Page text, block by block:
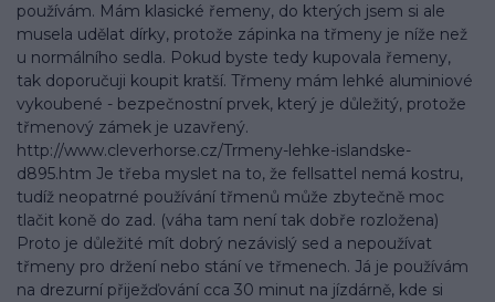
používám. Mám klasické řemeny, do kterých jsem si ale
musela udělat dírky, protože zápinka na třmeny je níže než
u normálního sedla. Pokud byste tedy kupovala řemeny,
tak doporučuji koupit kratší. Třmeny mám lehké aluminiové
vykoubené - bezpečnostní prvek, který je důležitý, protože
třmenový zámek je uzavřený.
http://www.cleverhorse.cz/Trmeny-lehke-islandske-
d895.htm Je třeba myslet na to, že fellsattel nemá kostru,
tudíž neopatrné používání třmenů může zbytečně moc
tlačit koně do zad. (váha tam není tak dobře rozložena)
Proto je důležité mít dobrý nezávislý sed a nepoužívat
třmeny pro držení nebo stání ve třmenech. Já je používám
na drezurní přiježďování cca 30 minut na jízdárně, kde si